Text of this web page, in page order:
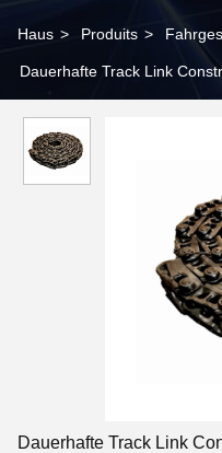
Haus > Produits >
Dauerhafte Track Link
Dauerhafte Track Link